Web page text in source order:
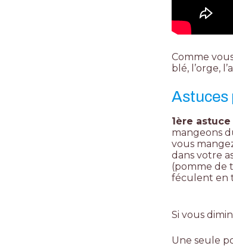
Comme
blé, l’orge,
Astuces
1ère astuce
mangeons
vous
dans votre
(pomme de
féculent en
Si vous
Une seule